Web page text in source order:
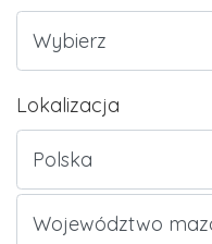
Lokalizacja